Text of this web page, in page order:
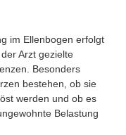
im Ellenbogen erfolgt
Arzt gezielte
Besonders
bestehen, ob sie
werden und ob es
Belastung